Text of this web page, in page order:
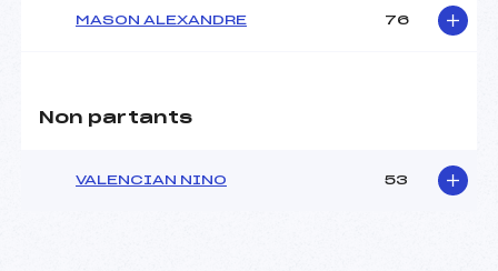
MASON ALEXANDRE 76
Non partants
VALENCIAN NINO 53